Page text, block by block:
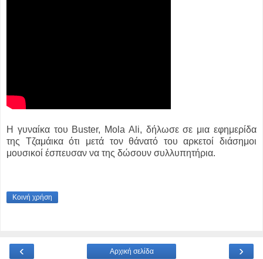
Η γυναίκα του Buster, Mola Ali, δήλωσε σε μια εφημερίδα
της Τζαμάικα ότι μετά τον θάνατό του αρκετοί διάσημοι
μουσικοί έσπευσαν να της δώσουν συλλυπητήρια.
Κοινή χρήση
‹ ›
Αρχική σελίδα